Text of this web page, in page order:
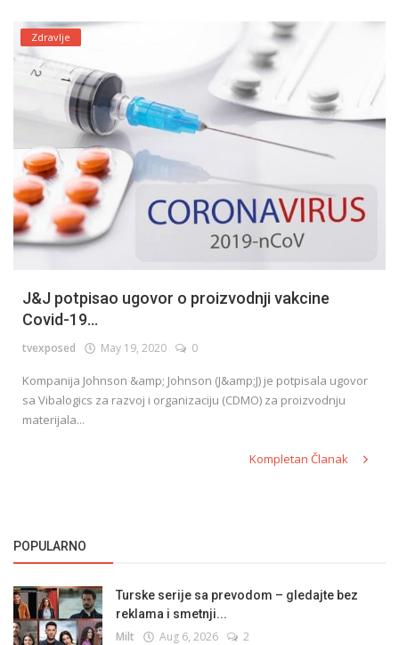
Zdravlje
J&J potpisao ugovor o proizvodnji vakcine
Covid-19...
tvexposed May 19, 2020 0
Kompanija Johnson &amp; Johnson (J&amp;J) je potpisala ugovor
sa Vibalogics za razvoj i organizaciju (CDMO) za proizvodnju
materijala...
Kompletan Članak
POPULARNO
Turske serije sa prevodom – gledajte bez
reklama i smetnji...
Milt Aug 6, 2026 2